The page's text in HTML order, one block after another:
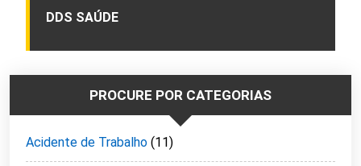
DDS SAÚDE
PROCURE POR CATEGORIAS
Acidente de Trabalho (11)